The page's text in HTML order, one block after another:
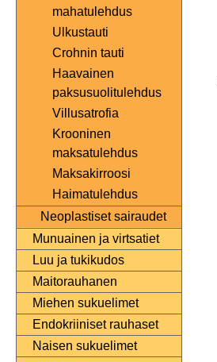
mahatulehdus
Ulkustauti
Crohnin tauti
Haavainen
paksusuolitulehdus
Villusatrofia
Krooninen
maksatulehdus
Maksakirroosi
Haimatulehdus
Neoplastiset sairaudet
Munuainen ja virtsatiet
Luu ja tukikudos
Maitorauhanen
Miehen sukuelimet
Endokriiniset rauhaset
Naisen sukuelimet